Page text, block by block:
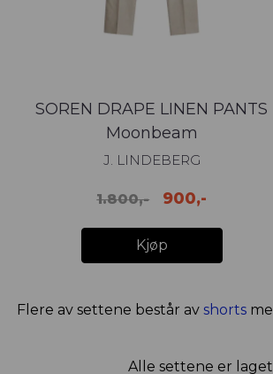
SOREN DRAPE LINEN PANTS
Moonbeam
J. LINDEBERG
1.800,- 900,-
Kjøp
Flere av settene består av shorts
Alle settene er